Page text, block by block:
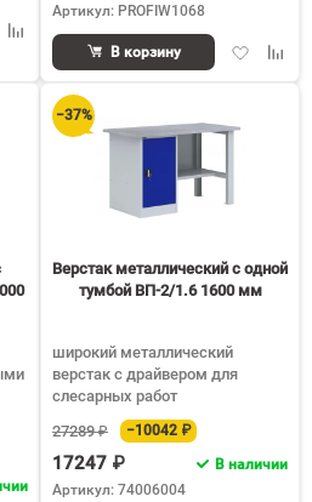
Добавить
сравнению
Артикул: PROFIW1068
Добавить
В корзину
−37%
Верстак металлический с одной
тумбой ВП-2/1.6 1600 мм
широкий металлический
верстак с драйвером для
слесарных работ
27289 ₽
−10042 ₽
17247 ₽
В наличии
Артикул: 74006004